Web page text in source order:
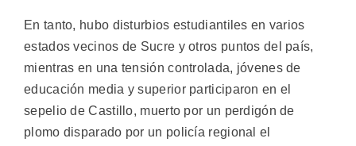
En tanto, hubo disturbios estudiantiles en varios
estados vecinos de Sucre y otros puntos del país,
mientras en una tensión controlada, jóvenes de
educación media y superior participaron en el
sepelio de Castillo, muerto por un perdigón de
plomo disparado por un policía regional el